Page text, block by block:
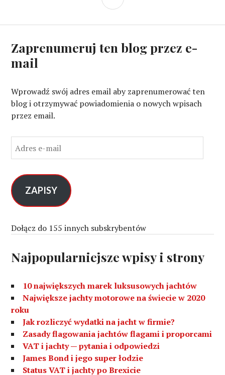
Zaprenumeruj ten blog przez e-
mail
Wprowadź swój adres email aby zaprenumerować ten
blog i otrzymywać powiadomienia o nowych wpisach
przez email.
d
e
s
e
m
l
ZAPISY
Dołącz do 155 innych subskrybentów
Najpopularniejsze wpisy i strony
10 największych marek luksusowych jachtów
Największe jachty motorowe na świecie w 2020
roku
Jak rozliczyć wydatki na jacht w firmie?
Zasady flagowania jachtów flagami i proporcami
VAT i jachty — pytania i odpowiedzi
James Bond i jego super łodzie
Status VAT i jachty po Brexicie